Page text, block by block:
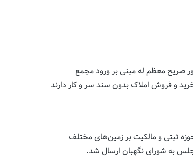
صریح معظم له مبنی بر ورود مجمع
و فروش املاک بدون سند سر و کار دارند
ثبتی و مالکیت بر زمین‌های مختلف
به شورای نگهبان ارسال شد.